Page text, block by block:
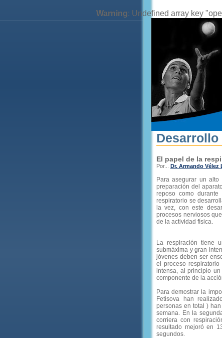
Warning: Undefined array key
Desarrollo
El papel de la
Por... Dr. Armando Vélez
Para asegurar un
preparación del
reposo como
respiratorio se
la vez, con este
procesos nerviosos
de la actividad física.
La respiración tiene
submáxima y gran
jóvenes deben ser
el proceso
intensa, al principio
componente de la
Para demostrar la
Fetisova han
personas en total )
semana. En la
corriera con
resultado mejoró en
segundos.